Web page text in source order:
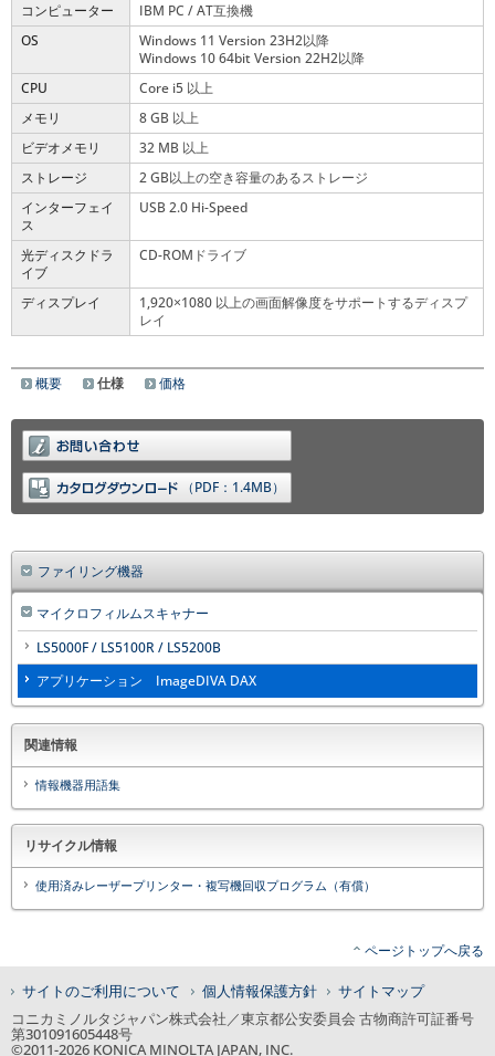
コンピューター
IBM PC / AT互換機
OS
Windows 11 Version 23H2以降
Windows 10 64bit Version 22H2以降
CPU
Core i5 以上
メモリ
8 GB 以上
ビデオメモリ
32 MB 以上
ストレージ
2 GB以上の空き容量のあるストレージ
インターフェイ
ス
USB 2.0 Hi-Speed
光ディスクドラ
イブ
CD-ROMドライブ
ディスプレイ 1,920×1080 以上の画面解像度をサポートするディスプ
レイ
概要 仕様 価格
（PDF：1.4MB）
ファイリング機器
マイクロフィルムスキャナー
LS5000F / LS5100R / LS5200B
アプリケーション ImageDIVA DAX
関連情報
情報機器用語集
リサイクル情報
使用済みレーザープリンター・複写機回収プログラム（有償）
ページトップへ戻る
サイトのご利用について 個人情報保護方針
サイトマップ
コニカミノルタジャパン株式会社／東京都公安委員会 古物商許可証番号
第301091605448号
©2011-2026 KONICA MINOLTA JAPAN, INC.